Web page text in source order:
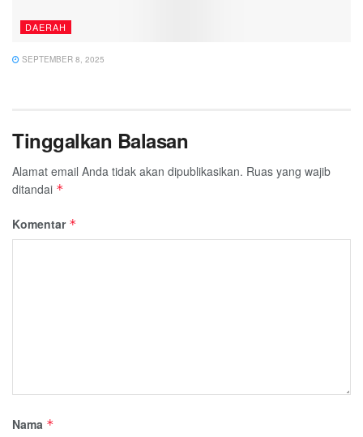
DAERAH
SEPTEMBER 8, 2025
Tinggalkan Balasan
Alamat email Anda tidak akan dipublikasikan. Ruas yang wajib
ditandai *
Komentar *
Nama *